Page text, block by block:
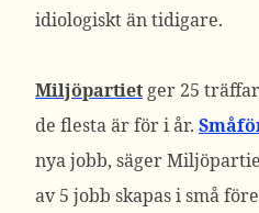
idiologiskt än tidigare.
Miljöpartiet ger 25
de flesta är för i år.
nya jobb, säger
av 5 jobb skapas i små